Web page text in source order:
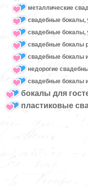
металлические
свадебные бокалы,
свадебные бокалы,
свадебные бокалы
свадебные бокалы
недорогие
свадебные бокалы
бокалы для
пластиковые